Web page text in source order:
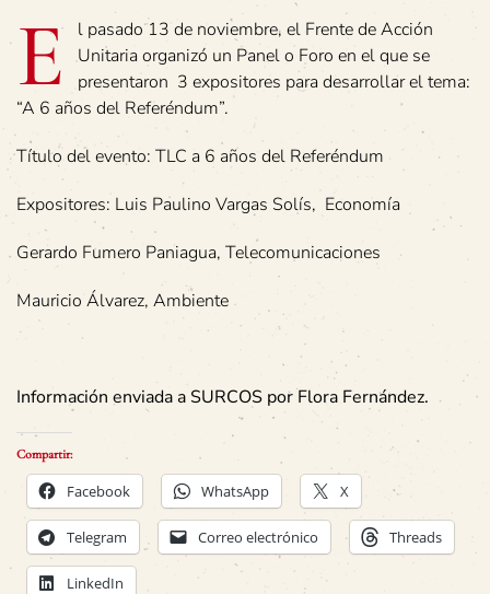
E
l pasado 13 de noviembre, el Frente de Acción
Unitaria organizó un Panel o Foro en el que se
presentaron 3 expositores para desarrollar el tema:
“A 6 años del Referéndum”.
Título del evento: TLC a 6 años del Referéndum
Expositores: Luis Paulino Vargas Solís, Economía
Gerardo Fumero Paniagua, Telecomunicaciones
Mauricio Álvarez, Ambiente
Información enviada a SURCOS por Flora Fernández.
Compartir:
Facebook WhatsApp X
Telegram Correo electrónico Threads
LinkedIn